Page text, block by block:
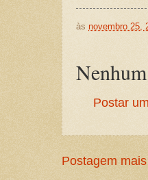
às novembro 25,
Postar
Postagem